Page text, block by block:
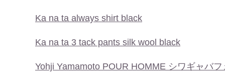
Ka na ta always shirt black
Ka na ta 3 tack pants silk wool black
Yohji Yamamoto POUR HOMME シワギャバ